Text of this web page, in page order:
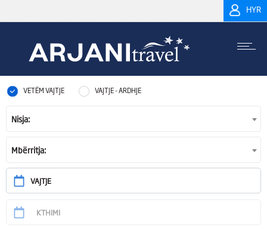
HYR
VETËM VAJTJE VAJTJE - ARDHJE
Nisja:
Mbërritja: